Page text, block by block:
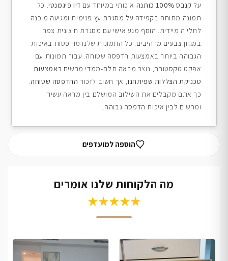
על קנבס 100% כותנה איכותי במיוחד עם דיו פיגמנטי. כל
תמונה מתוחה בקפידה על מסגרת עץ פנימית ומגיעה מוכנה
לתלייה מיידית. הוסף מגע אישי עם מסגרת חיצונית צפה
במגוון צבעים מרהיבים. כל התמונות שלנו מודפסות באיכות
הגבוהה ביותר באמצעות הדפסה שטוחה. עבור תמונות עם
אפקט טקסטורה, נוצר מראה תלת-ממדי מרשים באמצעות
טכניקת הצללות שפיתחנו, אך חשוב לזכור ההדפסה שטוחה.
כך אתם מקבלים את השילוב המושלם בין מראה עשיר
ומרשים לבין איכות הדפסה גבוהה.
הוספה למועדפים
מה הלקוחות שלנו אומרים
★★★★★